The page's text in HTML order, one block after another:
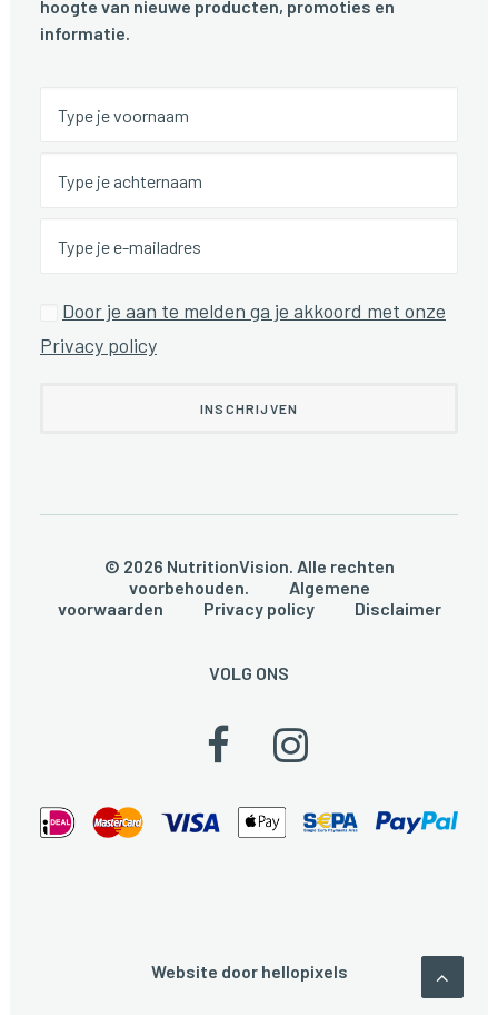
hoogte van nieuwe producten, promoties en
informatie.
Door je aan te melden ga je akkoord met onze
Privacy policy
© 2026 NutritionVision. Alle rechten
voorbehouden. Algemene
voorwaarden
Privacy policy Disclaimer
VOLG ONS
Website door hellopixels